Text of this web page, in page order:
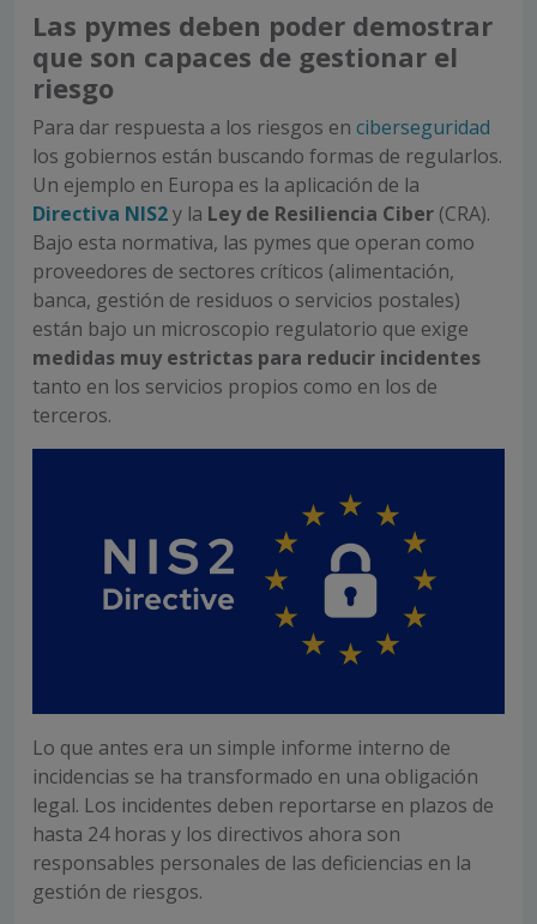
Las pymes deben poder demostrar
que son capaces de gestionar el
riesgo
Para dar respuesta a los riesgos en ciberseguridad
los gobiernos están buscando formas de regularlos.
Un ejemplo en Europa es la aplicación de la
Directiva NIS2y la Ley de Resiliencia Ciber (CRA).
Bajo esta normativa, las pymes que operan como
proveedores de sectores críticos (alimentación,
banca, gestión de residuos o servicios postales)
están bajo un microscopio regulatorio que exige
medidas muy estrictas para reducir incidentes
tanto en los servicios propios como en los de
terceros.
Lo que antes era un simple informe interno de
incidencias se ha transformado en una obligación
legal. Los incidentes deben reportarse en plazos de
hasta 24 horas y los directivos ahora son
responsables personales de las deficiencias en la
gestión de riesgos.